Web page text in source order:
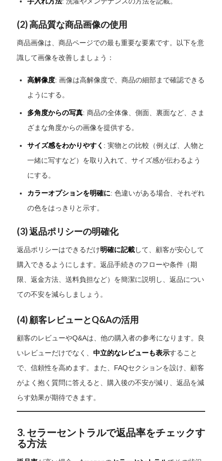
(2)高品質な商品画像の使用
商品画像は、商品ページでの最も重要な要素です。以下を意
識して画像を改善しましょう：
高解像度: 画像は高解像度で、商品の細部まで確認できる
ようにする。
多角度からの写真: 商品の全体像、側面、裏面など、さま
ざまな角度からの画像を提供する。
サイズ感をわかりやすく : 実物との比較（例えば、人物と
一緒に写すなど）を取り入れて、サイズ感が伝わるよう
にする。
カラーオプションを明確に: 色違いがある場合、それぞれ
の色をはっきりと示す。
(3)返品ポリシーの明確化
返品ポリシーはできるだけ明確に記載して、顧客が安心して
購入できるようにします。返品手続きのフローや条件（期
限、返金方法、送料負担など）を簡潔に説明し、返品につい
ての不安を減らしましょう。
(4)顧客レビューとQ&Aの活用
顧客のレビューやQ&Aは、他の購入者の参考になります。良
いレビューだけでなく、 中立的なレビューも表示すること
で、信頼性を高めます。また、FAQセクションを設け、顧客
がよく抱く質問に答えると、購入後の不安が減り、返品を減
らす効果が期待できます。
3. セラーセントラルで返品率をチェックす
る方法